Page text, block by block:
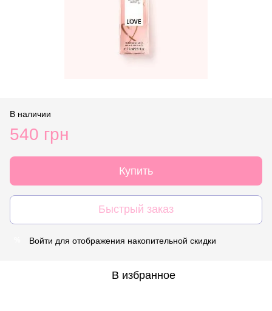
В наличии
540 грн
Купить
Быстрый заказ
Войти для отображения накопительной скидки
В избранное